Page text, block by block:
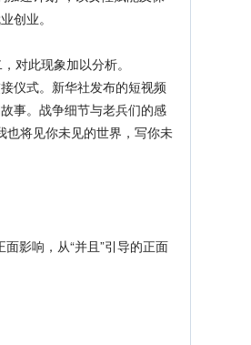
创业。
此现象加以分析。
仪式。新华社发布的短视频
事。战争细节与老兵们的感
也将见你未见的世界，写你未
影响，从“并且”引导的正面